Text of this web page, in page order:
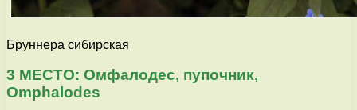
Бруннера сибирская
3 МЕСТО: Омфалодес, пупочник,
Omphalodes